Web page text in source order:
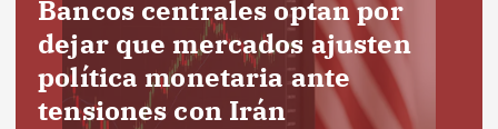
Bancos centrales optan por
dejar que mercados ajusten
política monetaria ante
tensiones con Irán